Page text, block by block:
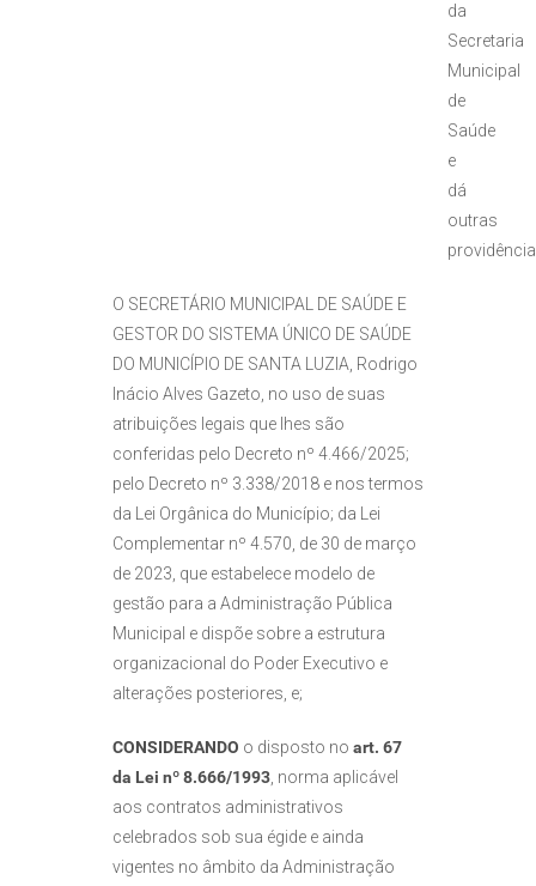
da
Secretaria
Municipal
de
Saúde
e
dá
outras
O SECRETÁRIO MUNICIPAL DE SAÚDE E
GESTOR DO SISTEMA ÚNICO DE SAÚDE
DO MUNICÍPIO DE SANTA LUZIA, Rodrigo
Inácio Alves Gazeto, no uso de suas
atribuições legais que lhes são
conferidas pelo Decreto nº 4.466/2025;
pelo Decreto nº 3.338/2018 e nos termos
da Lei Orgânica do Município; da Lei
Complementar nº 4.570, de 30 de março
de 2023, que estabelece modelo de
gestão para a Administração Pública
Municipal e dispõe sobre a estrutura
organizacional do Poder Executivo e
alterações posteriores, e;
CONSIDERANDO o disposto no art. 67
da Lei nº 8.666/1993 , norma aplicável
aos contratos administrativos
celebrados sob sua égide e ainda
vigentes no âmbito da Administração